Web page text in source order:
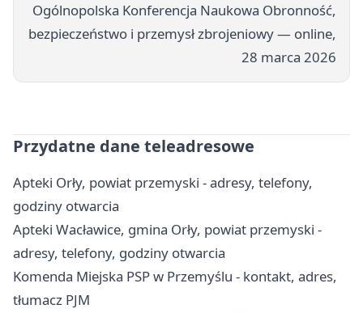
Ogólnopolska Konferencja Naukowa Obronność,
bezpieczeństwo i przemysł zbrojeniowy — online,
28 marca 2026
Przydatne dane teleadresowe
Apteki Orły, powiat przemyski - adresy, telefony,
godziny otwarcia
Apteki Wacławice, gmina Orły, powiat przemyski -
adresy, telefony, godziny otwarcia
Komenda Miejska PSP w Przemyślu - kontakt, adres,
tłumacz PJM